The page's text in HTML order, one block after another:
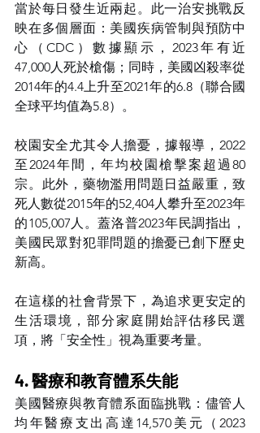
當於每日發生近兩起。此一治安挑戰反
映在多個層面：美國疾病管制與預防中
心（CDC）數據顯示，2023年有近
47,000人死於槍傷；同時，美國凶殺率從
2014年的4.4上升至2021年的6.8（聯合國
全球平均值為5.8）。
校園安全尤其令人擔憂，據報導，2022
至2024年間，年均校園槍擊案超過80
宗。此外，藥物濫用問題日益嚴重，致
死人數從2015年的52,404人攀升至2023年
的105,007人。蓋洛普2023年民調指出，
美國民眾對犯罪問題的擔憂已創下歷史
新高。
在這樣的社會背景下，為追求更安定的
生活環境，部分家庭開始評估移民選
項，將「安全性」視為重要考量。
4. 醫療和教育體系失能
美國醫療與教育體系面臨挑戰：儘管人
均年醫療支出高達14,570美元（2023